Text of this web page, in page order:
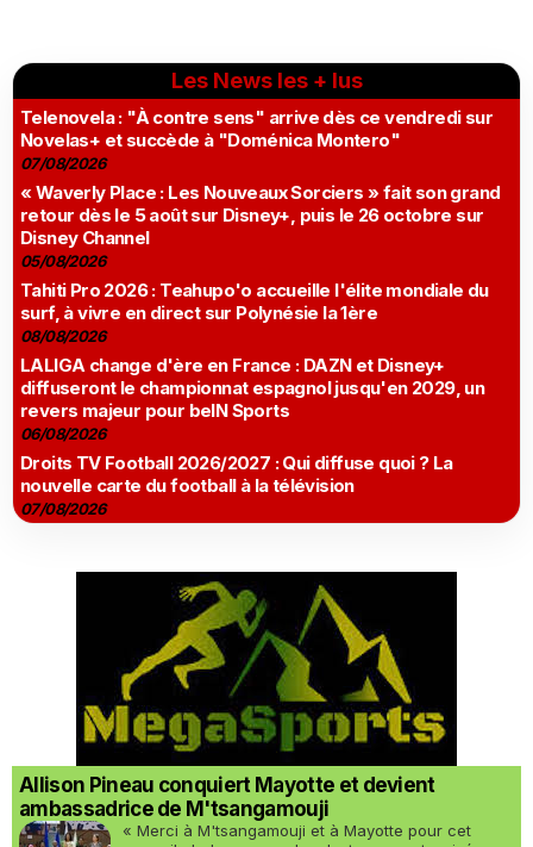
Les News les + lus
Telenovela : "À contre sens" arrive dès ce vendredi sur
Novelas+ et succède à "Doménica Montero"
07/08/2026
« Waverly Place : Les Nouveaux Sorciers » fait son grand
retour dès le 5 août sur Disney+, puis le 26 octobre sur
Disney Channel
05/08/2026
Tahiti Pro 2026 : Teahupo'o accueille l'élite mondiale du
surf, à vivre en direct sur Polynésie la 1ère
08/08/2026
LALIGA change d'ère en France : DAZN et Disney+
diffuseront le championnat espagnol jusqu'en 2029, un
revers majeur pour beIN Sports
06/08/2026
Droits TV Football 2026/2027 : Qui diffuse quoi ? La
nouvelle carte du football à la télévision
07/08/2026
Allison Pineau conquiert Mayotte et devient
ambassadrice de M'tsangamouji
« Merci à M'tsangamouji et à Mayotte pour cet